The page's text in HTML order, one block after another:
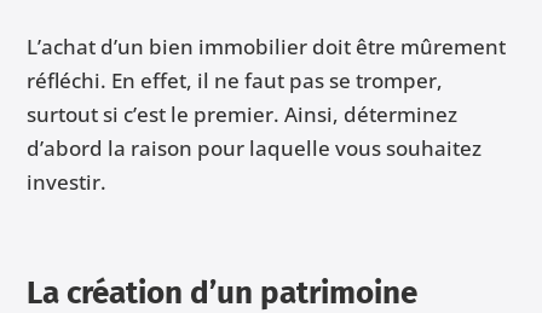
L’achat d’un bien immobilier doit être mûrement
réfléchi. En effet, il ne faut pas se tromper,
surtout si c’est le premier. Ainsi, déterminez
d’abord la raison pour laquelle vous souhaitez
investir.
La création d’un patrimoine